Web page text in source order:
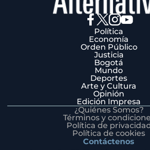
Política
Economía
Orden Público
Justicia
Bogotá
Mundo
Deportes
Arte y Cultura
Opinión
Edición Impresa
¿Quiénes Somos?
Términos y
Política de privacidad
Política de cookies
Contáctenos